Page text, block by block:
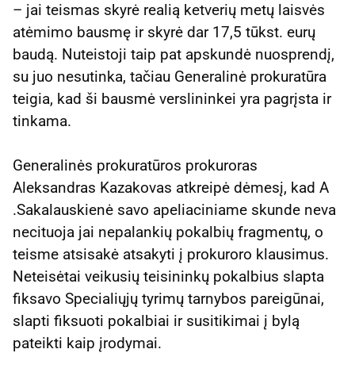
– jai teismas skyrė realią ketverių metų laisvės
atėmimo bausmę ir skyrė dar 17,5 tūkst. eurų
baudą. Nuteistoji taip pat apskundė nuosprendį,
su juo nesutinka, tačiau Generalinė prokuratūra
teigia, kad ši bausmė verslininkei yra pagrįsta ir
tinkama.
Generalinės prokuratūros prokuroras
Aleksandras Kazakovas atkreipė dėmesį, kad A
.Sakalauskienė savo apeliaciniame skunde neva
necituoja jai nepalankių pokalbių fragmentų, o
teisme atsisakė atsakyti į prokuroro klausimus.
Neteisėtai veikusių teisininkų pokalbius slapta
fiksavo Specialiųjų tyrimų tarnybos pareigūnai,
slapti fiksuoti pokalbiai ir susitikimai į bylą
pateikti kaip įrodymai.